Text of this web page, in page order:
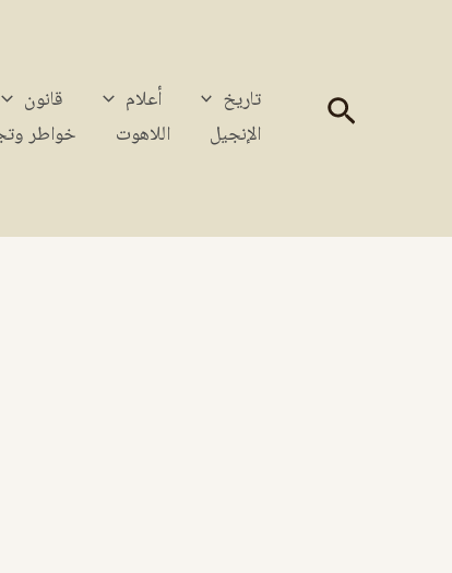
البحث تاريخ أعلام قانون
الإنجيل
اللاهوت خواطر